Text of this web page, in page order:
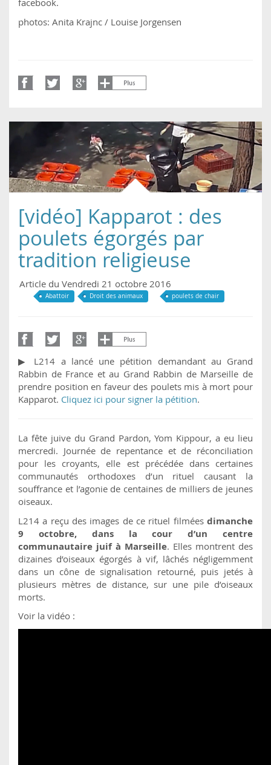
facebook.
photos: Anita Krajnc / Louise Jorgensen
[vidéo] Kapparot : des
poulets égorgés par
tradition religieuse
Article du Vendredi 21 octobre 2016
Abattoir Droit des animaux poulets de chair
▶ L214 a lancé une pétition demandant au Grand
Rabbin de France et au Grand Rabbin de Marseille de
prendre position en faveur des poulets mis à mort pour
Kapparot. Cliquez ici pour signer la pétition.
La fête juive du Grand Pardon, Yom Kippour, a eu lieu
mercredi. Journée de repentance et de réconciliation
pour les croyants, elle est précédée dans certaines
communautés orthodoxes d’un rituel causant la
souffrance et l’agonie de centaines de milliers de jeunes
oiseaux.
L214 a reçu des images de ce rituel filmées dimanche
9 octobre, dans la cour d’un centre
communautaire juif à Marseille. Elles montrent des
dizaines d’oiseaux égorgés à vif, lâchés négligemment
dans un cône de signalisation retourné, puis jetés à
plusieurs mètres de distance, sur une pile d’oiseaux
morts.
Voir la vidéo :